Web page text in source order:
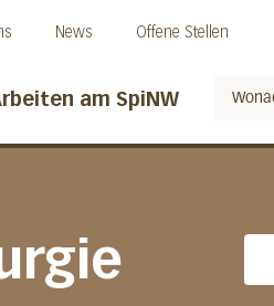
News Offene Stellen
am SpiNW